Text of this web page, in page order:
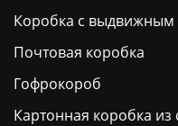
Коробка с
Почтовая коробка
Гофрокороб
Картонная коробка из